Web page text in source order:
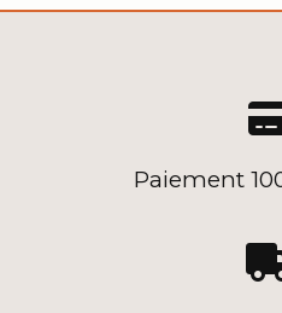
Paiement